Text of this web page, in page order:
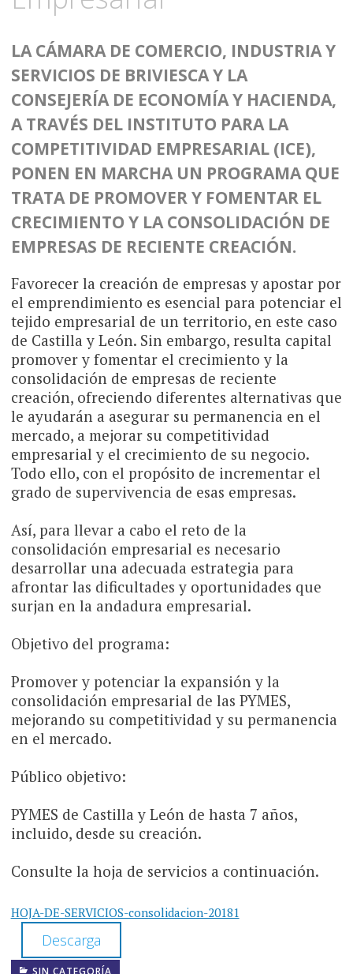
LA CÁMARA DE COMERCIO, INDUSTRIA Y
SERVICIOS DE BRIVIESCA Y LA
CONSEJERÍA DE ECONOMÍA Y HACIENDA,
A TRAVÉS DEL INSTITUTO PARA LA
COMPETITIVIDAD EMPRESARIAL (ICE),
PONEN EN MARCHA UN PROGRAMA QUE
TRATA DE PROMOVER Y FOMENTAR EL
CRECIMIENTO Y LA CONSOLIDACIÓN DE
EMPRESAS DE RECIENTE CREACIÓN.
Favorecer la creación de empresas y apostar por
el emprendimiento es esencial para potenciar el
tejido empresarial de un territorio, en este caso
de Castilla y León. Sin embargo, resulta capital
promover y fomentar el crecimiento y la
consolidación de empresas de reciente
creación, ofreciendo diferentes alternativas que
le ayudarán a asegurar su permanencia en el
mercado, a mejorar su competitividad
empresarial y el crecimiento de su negocio.
Todo ello, con el propósito de incrementar el
grado de supervivencia de esas empresas.
Así, para llevar a cabo el reto de la
consolidación empresarial es necesario
desarrollar una adecuada estrategia para
afrontar las dificultades y oportunidades que
surjan en la andadura empresarial.
Objetivo del programa:
Promover y potenciar la expansión y la
consolidación empresarial de las PYMES,
mejorando su competitividad y su permanencia
en el mercado.
Público objetivo:
PYMES de Castilla y León de hasta 7 años,
incluido, desde su creación.
Consulte la hoja de servicios a continuación.
HOJA-DE-SERVICIOS-consolidacion-20181
Descarga